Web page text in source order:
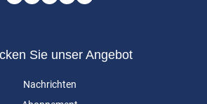
Sie unser Angebot
Nachrichten